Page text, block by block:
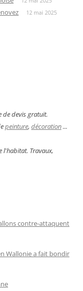
12 mai 2025
de devis gratuit.
peinture, décoration...
l'habitat. Travaux,
contre-attaquent
Wallonie a fait bondir